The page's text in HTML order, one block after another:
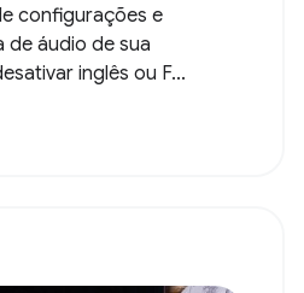
configurações e
de áudio de sua
inglês ou F...